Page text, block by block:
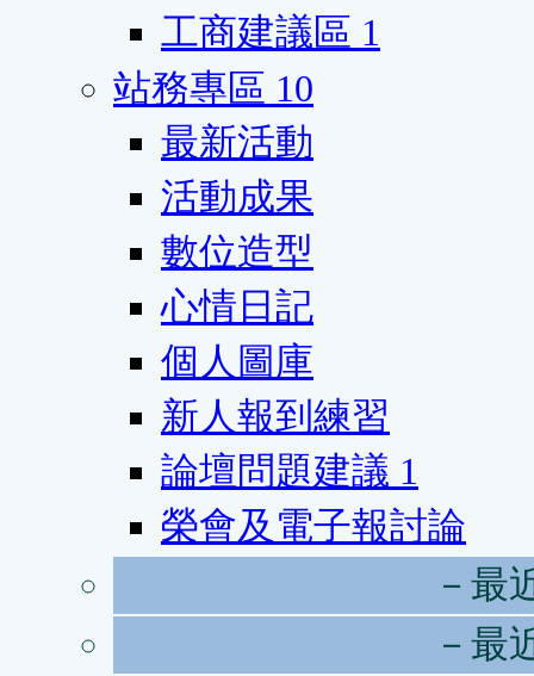
工商建議區 1
站務專區 10
最新活動
活動成果
數位造型
心情日記
個人圖庫
新人報到練習
論壇問題建議 1
榮會及電子報討論
－最
－最